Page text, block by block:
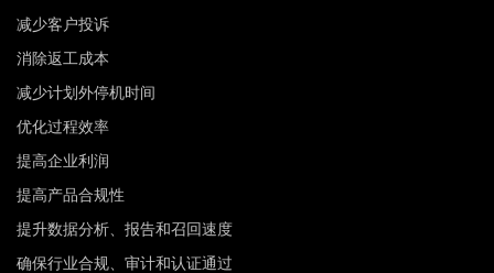
减少客户投诉
消除返工成本
减少计划外停机时间
优化过程效率
提高企业利润
提高产品合规性
提升数据分析、报告和召回速度
确保行业合规、审计和认证通过